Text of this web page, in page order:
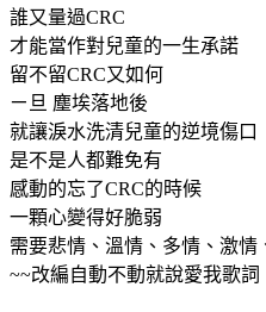
誰又量過CRC
才能當作對兒童的一生承諾
留不留CRC又如何
ㄧ旦 塵埃落地後
就讓淚水洗清兒童的逆境傷口
是不是人都難免有
感動的忘了CRC的時候
一顆心變得好脆弱
需要悲情、溫情、多情、激情
~~改編自動不動就說愛我歌詞